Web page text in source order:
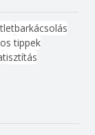
barkácsolás
tippek
tisztítás